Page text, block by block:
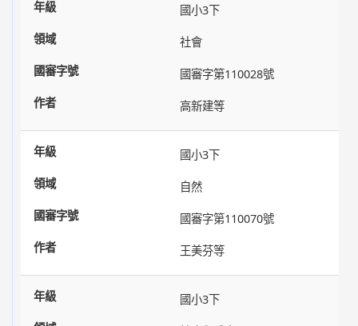
國小3下
社會
國審字第110028號
高新建等
國小3下
自然
國審字第110070號
王美芬等
國小3下